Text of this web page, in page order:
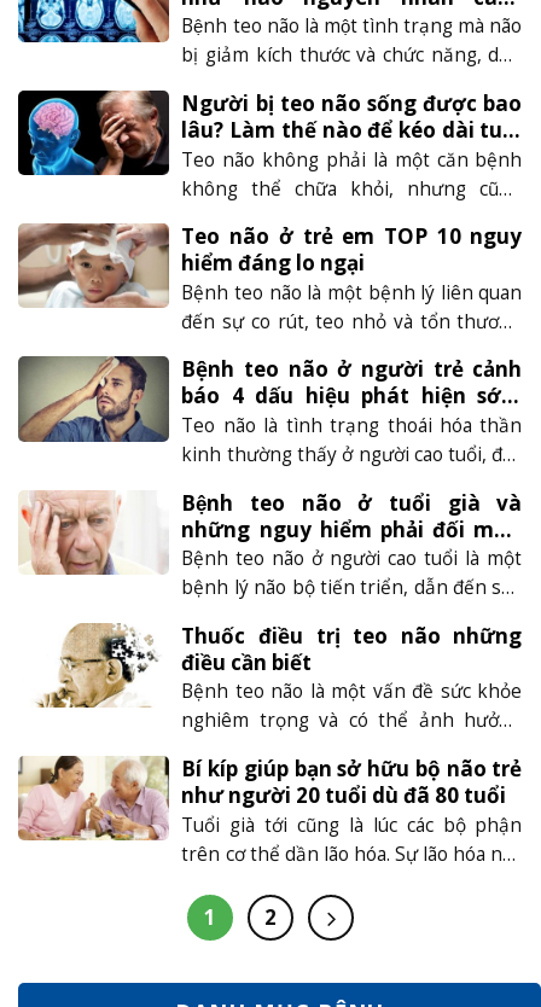
đề ‘‘ăn hạt hướng dương có bị teo não
không’’. Bài viết dưới đây của AZtrinao
sẽ giúp bạn giải đáp câu hỏi......
phòng tránh và điều trị
Bệnh teo não là một tình trạng mà não
bị giảm kích thước và chức năng, dẫn
rối loạn hành vi và cảm xúc, gây ảnh
hưởng xấu đến chất lượng cuộc sống
người bệnh. Bệnh teo não có thể xuất
hiện ở bất kỳ độ tuổi......
Người bị teo não sống được bao
lâu? Làm thế nào để kéo dài tuổi
thọ cho người bệnh?
Teo não không phải là một căn bệnh
không thể chữa khỏi, nhưng cũng
hoàn toàn các tế bào não đã bị hủy
hoại. Chính vì vậy, nhiều người thắc
mắc về vấn đề ‘‘Người bị teo não sống
được bao lâu’’. Để biết câu trả lời,......
Teo não ở trẻ em TOP 10 nguy
hiểm đáng lo ngại
Bệnh teo não là một bệnh lý liên quan
đến sự co rút, teo nhỏ và tổn thương
này thường xảy ra ở trẻ dưới 5 tuổi, và
có thể do nhiều nguyên nhân khác
nhau. Vậy bệnh teo não ở trẻ em có
nguy hiểm hay......
Bệnh teo não ở người trẻ cảnh
báo 4 dấu hiệu phát hiện sớm
đáng chú ý
Teo não là tình trạng thoái hóa thần
kinh thường thấy ở người cao tuổi, đặc
nhiên ngày nay căn bệnh này đang
ngày càng trẻ hóa. Để ngăn ngừa teo
não ở người trẻ, hãy cùng tìm hiểu
nguyên nhân và cách phòng tránh
bệnh qua......
Bệnh teo não ở tuổi già và
những nguy hiểm phải đối mặt,
liệu pháp điều trị nào mới là hiệu
quả
Bệnh teo não ở người cao tuổi là một
bệnh lý não bộ tiến triển, dẫn đến suy
động nếu không được phát hiện và
điều trị sớm sẽ cực kỳ nguy hiểm. Hãy
theo dõi bài viết dưới đây để nắm bắt
được những biến chứng nguy......
Thuốc điều trị teo não những
điều cần biết
Bệnh teo não là một vấn đề sức khỏe
nghiêm trọng và có thể ảnh hưởng
bệnh và người chăm sóc. Do đó, việc
phát hiện sớm các dấu hiệu của bệnh
và tìm kiếm sự can thiệp y tế là rất
quan trọng. Vậy hiện tại có......
Bí kíp giúp bạn sở hữu bộ não trẻ
như người 20 tuổi dù đã 80 tuổi
Tuổi già tới cũng là lúc các bộ phận
trên cơ thể dần lão hóa. Sự lão hóa này
sức khỏe mà còn là chất lượng cuộc
sống, đặc biệt là não bộ. Tuy nhiên,
ngừng nghiên cứu và phát......
1 2